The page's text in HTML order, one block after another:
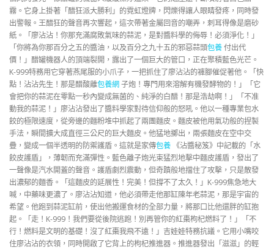
霧。它身上掛著「醋狂派大勝利」的霓虹燈牌，閃爍得讓人眼睛發疼，同時發
出警報。王醋狂的聲音再次響起，這次帶著金屬回音的嘲弄，刺耳得像是磨砂
紙。「廖沾沾！你那充滿腐敗氣味的蒜泥，是對醬料學的侮辱！必須淨化！」
「你將為你那百分之五的醬油，以及百分之九十五的邪惡蒜頭包養付出代
價！」醋罐機器人的頂端裂開，露出了一個巨大的管口，正在聚積藍色光芒。
K-999特務用它穿著燕尾服的小爪子，一把抓住了廖沾沾的褲腳催促著他。「快
點！沾沾先生！那是醋酸離包養網子炮！專門用來溶解有機發酵物的！」「它
會把你的蒜泥在零點一秒內變成無菌的、純淨的白醋！那是浩劫啊！」「不准
動我的蒜泥！」廖沾沾發出了醬料學家對待信仰般的怒吼。他以一種專業包水
餃的極限速度，從旁邊的麵粉堆中抓起了兩團麵皮。麵皮被他用氣功般的捏製
手法，瞬間擴大成直徑三公尺的巨大麵皮。他猛地擲出，兩張麵皮在空中交
疊，變成一個半透明的防禦護盾。這就是家傳包養 《沾醬秘笈》中記載的「水
餃皮護盾」，薄韌而充滿彈性。藍色離子炮光束猛烈地擊中麵皮護盾，發出了
一聲像是汽水開蓋的聲音。護盾劇烈震動，但奇蹟般地擋住了攻擊，只是散發
出濃郁的麵香。「這麵皮的延展性！完美！但撐不了太久！」K-999焦急地大
喊，中藥味更濃了。廖沾沾知道，他必須帶走他那缸陳年老蒜泥，那是宇宙的
希望。他跑到蒜泥缸前，使出他搬運食材的全部力量，將那口比他還胖的缸抱
起。「走！K-999！我們要從後院逃跑！別再管你的紅棗枸杞燃料了！」「不
行！燃料是文明的基礎！沒了紅棗我飛不遠！」吉娃娃特務抗議。它用小嘴咬
住廖沾沾的衣領，同時開啟了它背上的枸杞推進器。推進器發出「滋滋」的輕